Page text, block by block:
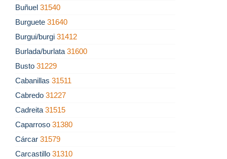
Buñuel 31540
Burguete 31640
Burgui/burgi 31412
Burlada/burlata 31600
Busto 31229
Cabanillas 31511
Cabredo 31227
Cadreita 31515
Caparroso 31380
Cárcar 31579
Carcastillo 31310